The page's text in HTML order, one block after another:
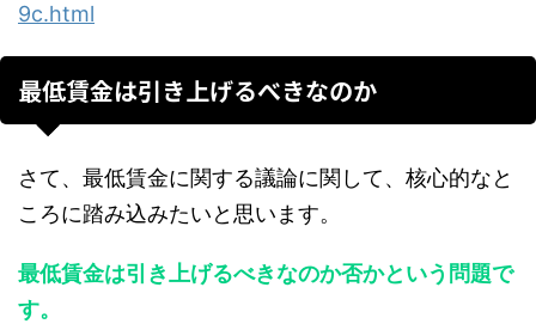
9c.html
最低賃金は引き上げるべきなのか
さて、最低賃金に関する議論に関して、核心的なと
ころに踏み込みたいと思います。
最低賃金は引き上げるべきなのか否かという問題で
す。